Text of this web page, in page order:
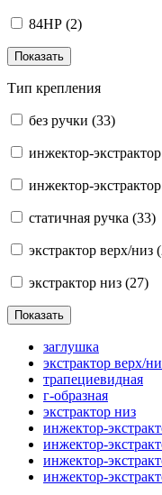
84HP (2)
Тип крепления
без ручки (33)
инжектор-
инжектор-
статичная ручка (33)
экстрактор верх/низ
экстрактор низ (27)
заглушка
экстрактор верх/
трапециевидная
г-образная
экстрактор низ
инжектор-
инжектор-
инжектор-
инжектор-